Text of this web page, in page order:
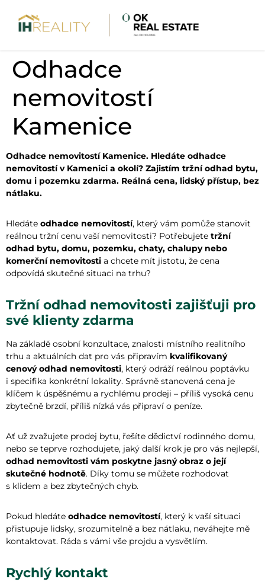
Odhadce
nemovitostí
Kamenice
Odhadce nemovitostí Kamenice. Hledáte odhadce
nemovitostí v Kamenici a okolí? Zajistím tržní odhad bytu,
domu i pozemku zdarma. Reálná cena, lidský přístup, bez
nátlaku.
Hledáte odhadce nemovitostí, který vám pomůže stanovit
reálnou tržní cenu vaší nemovitosti? Potřebujete tržní
odhad bytu, domu, pozemku, chaty, chalupy nebo
komerční nemovitosti a chcete mít jistotu, že cena
odpovídá skutečné situaci na trhu?
Tržní odhad nemovitosti zajišťuji pro
své klienty zdarma
Na základě osobní konzultace, znalosti místního realitního
trhu a aktuálních dat pro vás připravím kvalifikovaný
cenový odhad nemovitosti, který odráží reálnou poptávku
i specifika konkrétní lokality. Správně stanovená cena je
klíčem k úspěšnému a rychlému prodeji – příliš vysoká cenu
zbytečně brzdí, příliš nízká vás připraví o peníze.
Ať už zvažujete prodej bytu, řešíte dědictví rodinného domu,
nebo se teprve rozhodujete, jaký další krok je pro vás nejlepší,
odhad nemovitosti vám poskytne jasný obraz o její
skutečné hodnotě. Díky tomu se můžete rozhodovat
s klidem a bez zbytečných chyb.
Pokud hledáte odhadce nemovitostí, který k vaší situaci
přistupuje lidsky, srozumitelně a bez nátlaku, neváhejte mě
kontaktovat. Ráda s vámi vše projdu a vysvětlím.
Rychlý kontakt